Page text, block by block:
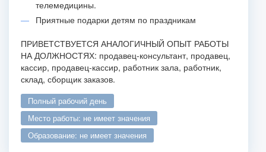
телемедицины.
Приятные подарки детям по праздникам
ПРИВЕТСТВУЕТСЯ АНАЛОГИЧНЫЙ ОПЫТ РАБОТЫ
НА ДОЛЖНОСТЯХ: продавец-консультант, продавец,
кассир, продавец-кассир, работник зала, работник,
склад, сборщик заказов.
полный рабочий день
место работы: не имеет значения
образование: не имеет значения